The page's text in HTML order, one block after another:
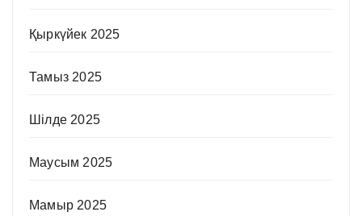
Қыркүйек 2025
Тамыз 2025
Шілде 2025
Маусым 2025
Мамыр 2025